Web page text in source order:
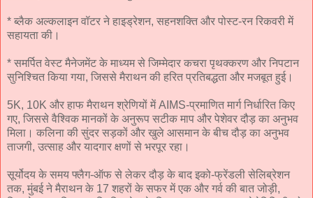
* ब्लैक अल्कलाइन वॉटर ने हाइड्रेशन, सहनशक्ति और पोस्ट-रन रिकवरी में
सहायता की।
* समर्पित वेस्ट मैनेजमेंट के माध्यम से जिम्मेदार कचरा पृथक्करण और निपटान
सुनिश्चित किया गया, जिससे मैराथन की हरित प्रतिबद्धता और मजबूत हुई।
5K, 10K और हाफ मैराथन श्रेणियों में AIMS-प्रमाणित मार्ग निर्धारित किए
गए, जिससे वैश्विक मानकों के अनुरूप सटीक माप और पेशेवर दौड़ का अनुभव
मिला। कलिना की सुंदर सड़कों और खुले आसमान के बीच दौड़ का अनुभव
ताजगी, उत्साह और यादगार क्षणों से भरपूर रहा।
सूर्योदय के समय फ्लैग-ऑफ से लेकर दौड़ के बाद इको-फ्रेंडली सेलिब्रेशन
तक, मुंबई ने मैराथन के 17 शहरों के सफर में एक और गर्व की बात जोड़ी,